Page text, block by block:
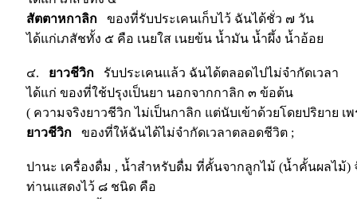
สัตตาหกาลิก ของที่รับประเคนเก็บไว้ ฉันได้ชั่ว ๗ วัน
ได้แก่เภสัชทั้ง ๕ คือ เนยใส เนยข้น น้ำมัน น้ำผึ้ง น้ำอ้อย
๔. ยาวชีวิก รับประเคนแล้ว ฉันได้ตลอดไปไม่จำกัดเวลา
ได้แก่ ของที่ใช้ปรุงเป็นยา นอกจากกาลิก ๓ ข้อต้น
( ความจริงยาวชีวิก ไม่เป็นกาลิก แต่นับเข้าด้วยโดยปริยาย เพ
ยาวชีวิก ของที่ให้ฉันได้ไม่จำกัดเวลาตลอดชีวิต ;
ปานะ เครื่องดื่ม , น้ำสำหรับดื่ม ที่คั้นจากลูกไม้ (น้ำคั้นผลไม้)
ท่านแสดงไว้ ๘ ชนิด คือ